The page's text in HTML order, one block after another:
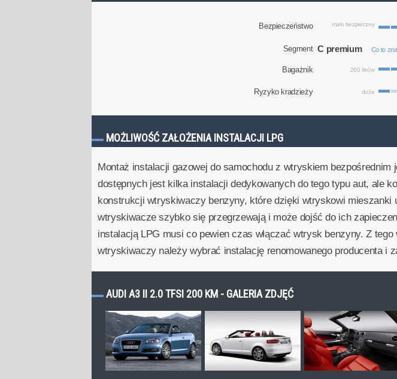
Bezpieczeństwo mało bezpieczny
Segment C premium Co to
Bagażnik 260 litrów
Ryzyko kradzieży duże
MOŻLIWOŚĆ ZAŁOŻENIA INSTALACJI LPG
Montaż instalacji gazowej do samochodu z wtryskiem
dostępnych jest kilka instalacji dedykowanych do tego typu aut, ale
konstrukcji wtryskiwaczy benzyny, które dzięki wtryskowi
wtryskiwacze szybko się przegrzewają i może dojść do ich
instalacją LPG musi co pewien czas włączać wtrysk benzyny. Z
wtryskiwaczy należy wybrać instalację renomowanego producenta i
AUDI A3 II 2.0 TFSI 200 KM - GALERIA ZDJĘĆ